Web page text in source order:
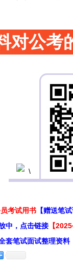
对公考
考试用书 【赠送笔
中，点击链接 【
套笔试面试整理资料